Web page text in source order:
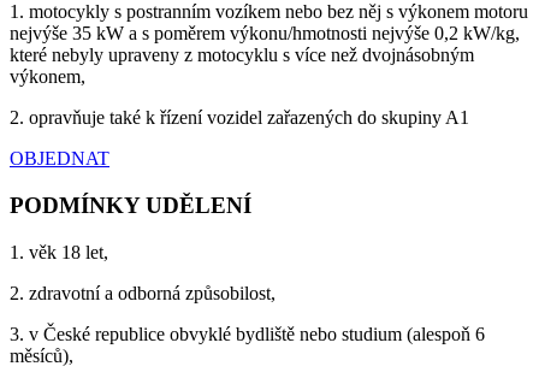
1. motocykly s postranním vozíkem nebo bez něj s výkonem motoru
nejvýše 35 kW a s poměrem výkonu/hmotnosti nejvýše 0,2 kW/kg,
které nebyly upraveny z motocyklu s více než dvojnásobným
výkonem,
2. opravňuje také k řízení vozidel zařazených do skupiny A1
OBJEDNAT
PODMÍNKY UDĚLENÍ
1. věk 18 let,
2. zdravotní a odborná způsobilost,
3. v České republice obvyklé bydliště nebo studium (alespoň 6
měsíců),